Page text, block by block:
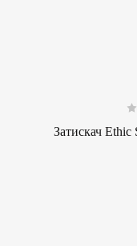
Затискач